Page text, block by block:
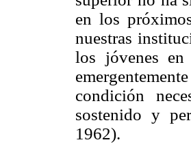
en los
nuestras
los jóvenes en
condición
sostenido y
1962).